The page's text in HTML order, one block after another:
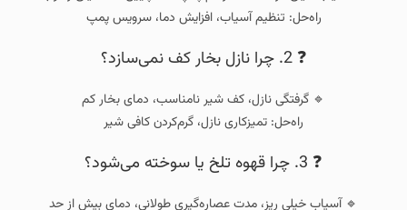
راه‌حل: تنظیم آسیاب، افزایش دما، سرویس پمپ
❓ 2. چرا نازل بخار کف نمی‌سازد؟
🔹 گرفتگی نازل، کف شیر نامناسب، دمای بخار کم
راه‌حل: تمیزکاری نازل، گرم‌کردن کافی شیر
❓ 3. چرا قهوه تلخ یا سوخته می‌شود؟
🔹 آسیاب خیلی ریز، مدت عصاره‌گیری طولانی، دمای بیش از حد